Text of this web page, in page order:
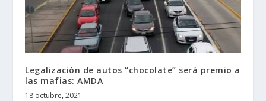
Legalización de autos “chocolate” será premio a
las mafias: AMDA
18 octubre, 2021